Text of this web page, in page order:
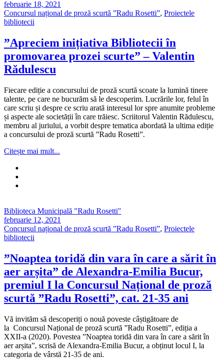
februarie 18, 2021
Concursul național de proză scurtă ”Radu Rosetti”, Proiectele
bibliotecii
”Apreciem inițiativa Bibliotecii în
promovarea prozei scurte” – Valentin
Rădulescu
Fiecare ediție a concursului de proză scurtă scoate la lumină tinere
talente, pe care ne bucurăm să le descoperim. Lucrările lor, felul în
care scriu și despre ce scriu arată interesul lor spre anumite probleme
și aspecte ale societății în care trăiesc. Scriitorul Valentin Rădulescu,
membru al juriului, a vorbit despre tematica abordată la ultima ediție
a concursului de proză scurtă ”Radu Rosetti”.
Citește mai mult...
Biblioteca Municipală "Radu Rosetti"
februarie 12, 2021
Concursul național de proză scurtă ”Radu Rosetti”, Proiectele
bibliotecii
”Noaptea toridă din vara în care a sărit în
aer arșita” de Alexandra-Emilia Bucur,
premiul I la Concursul Național de proză
scurtă ”Radu Rosetti”, cat. 21-35 ani
Vă invităm să descoperiți o nouă poveste câștigătoare de
la Concursul Național de proză scurtă ”Radu Rosetti”, ediția a
XXII-a (2020). Povestea ”Noaptea toridă din vara în care a sărit în
aer arșita”, scrisă de Alexandra-Emilia Bucur, a obținut locul I, la
categoria de vârstă 21-35 de ani.